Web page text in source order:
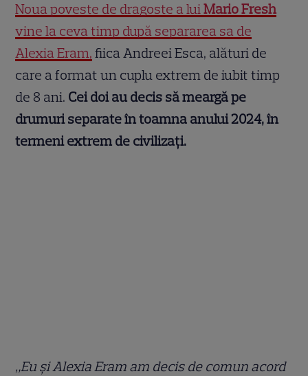
Noua poveste de dragoste a luiMario Fresh
vine la ceva timp după separarea sa de
Alexia Eram, fiica Andreei Esca, alături de
care a format un cuplu extrem de iubit timp
de 8 ani. Cei doi au decis să meargă pe
drumuri separate în toamna anului 2024, în
termeni extrem de civilizați.
„Eu și Alexia Eram am decis de comun acord